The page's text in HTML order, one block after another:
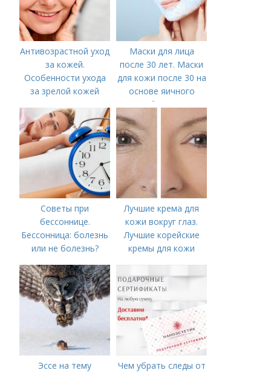
Антивозрастной уход
за кожей.
Особенности ухода
за зрелой кожей
Маски для лица
после 30 лет. Маски
для кожи после 30 на
основе яичного
белка
Советы при
бессоннице.
Бессонница: болезнь
или не болезнь?
Лучшие крема для
кожи вокруг глаз.
Лучшие корейские
кремы для кожи
году
Эссе на тему
Чем убрать следы от